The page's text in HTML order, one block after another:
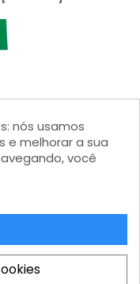
nós usamos
e melhorar a sua
você